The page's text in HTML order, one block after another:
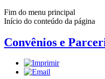
Fim do menu principal
Início do conteúdo da página
Convênios e